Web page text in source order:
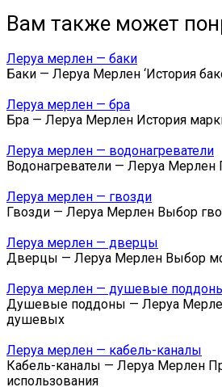
Вам также может
Леруа мерлен — баки
Баки — Леруа Мерлен ‘История
Леруа мерлен — бра
Бра — Леруа Мерлен История
Леруа мерлен — водонагреватели
Водонагреватели — Леруа
Леруа мерлен — гвозди
Гвозди — Леруа Мерлен Выбор
Леруа мерлен — дверцы
Дверцы — Леруа Мерлен Выбор
Леруа мерлен — душевые
Душевые поддоны — Леруа
душевых
Леруа мерлен — кабель-каналы
Кабель-каналы — Леруа Мерлен
использования